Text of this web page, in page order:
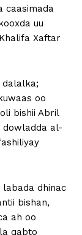
caasimada
uu
Xaftar
dalalka;
oo
bishii Abril
dowladda al-
labada dhinac
bishan,
ah oo
qabto